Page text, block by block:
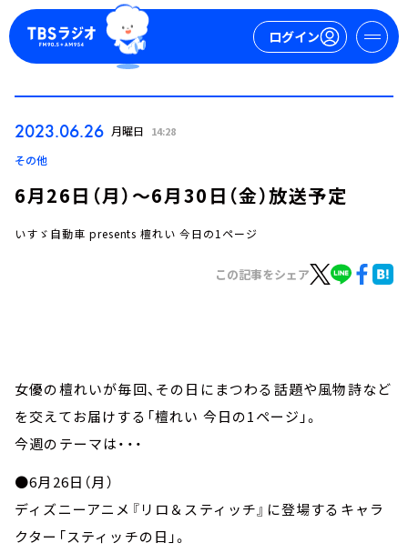
ログイン
TBS Podcast
お知らせ
イベント・グッズ
会社情報
2023.06.26 月曜日 14:28
その他
6月26日（月）～6月30日（金）放送予定
いすゞ自動車 presents 檀れい 今日の1ページ
この記事をシェア
女優の檀れいが毎回、その日にまつわる話題や風物詩など
を交えてお届けする「檀れい 今日の1ページ」。
今週のテーマは・・・
●6月26日（月）
ディズニーアニメ『リロ＆スティッチ』に登場するキャラ
クター「スティッチの日」。